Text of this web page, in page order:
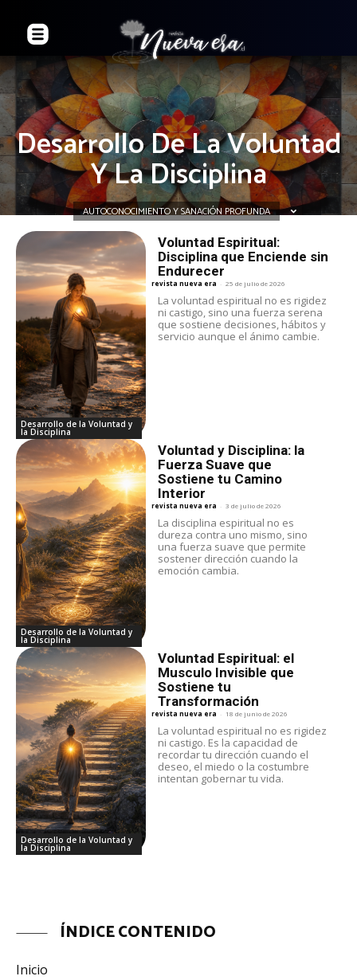
Desarrollo De La Voluntad
Y La Disciplina
AUTOCONOCIMIENTO Y SANACIÓN PROFUNDA
Desarrollo de la Voluntad y
la Disciplina
Voluntad Espiritual:
Disciplina que Enciende sin
Endurecer
revista nueva era - 25 de julio de 2026
La voluntad espiritual no es rigidez
ni castigo, sino una fuerza serena
que sostiene decisiones, hábitos y
servicio aunque el ánimo cambie.
Desarrollo de la Voluntad y
la Disciplina
Voluntad y Disciplina: la
Fuerza Suave que
Sostiene tu Camino
Interior
revista nueva era - 3 de julio de 2026
La disciplina espiritual no es
dureza contra uno mismo, sino
una fuerza suave que permite
sostener dirección cuando la
emoción cambia.
Desarrollo de la Voluntad y
la Disciplina
Voluntad Espiritual: el
Musculo Invisible que
Sostiene tu
Transformación
revista nueva era - 18 de junio de 2026
La voluntad espiritual no es rigidez
ni castigo. Es la capacidad de
recordar tu dirección cuando el
deseo, el miedo o la costumbre
intentan gobernar tu vida.
ÍNDICE CONTENIDO
Inicio